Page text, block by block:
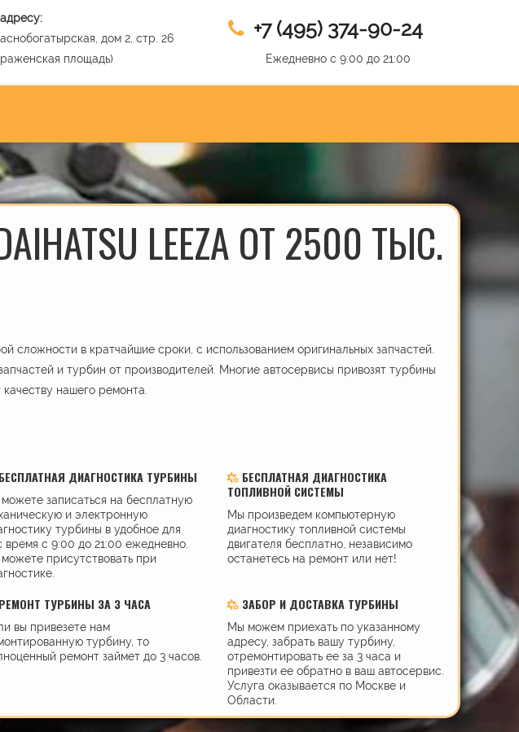
дом 2, стр. 26
площадь)
+7 (495) 374-90-24
Ежедневно с 9:00 до 21:00
LEEZA ОТ 2500 ТЫС.
сложности в кратчайшие сроки, с использованием оригинальных запчастей.
и турбин от производителей. Многие автосервисы привозят турбины
нашего ремонта.
БЕСПЛАТНАЯ ДИАГНОСТИКА ТУРБИНЫ
записаться на бесплатную
и электронную
турбины в удобное для
время с 9:00 до 21:00 ежедневно.
присутствовать при
БЕСПЛАТНАЯ ДИАГНОСТИКА
ТОПЛИВНОЙ СИСТЕМЫ
Мы произведем компьютерную
диагностику топливной системы
двигателя бесплатно, независимо
останетесь на ремонт или нет!
РЕМОНТ ТУРБИНЫ ЗА 3 ЧАСА
вы привезете нам
турбину, то
ремонт займет до 3 часов.
ЗАБОР И ДОСТАВКА ТУРБИНЫ
Мы можем приехать по указанному
адресу, забрать вашу турбину,
отремонтировать ее за 3 часа и
привезти ее обратно в ваш автосервис.
Услуга оказывается по Москве и
Области.